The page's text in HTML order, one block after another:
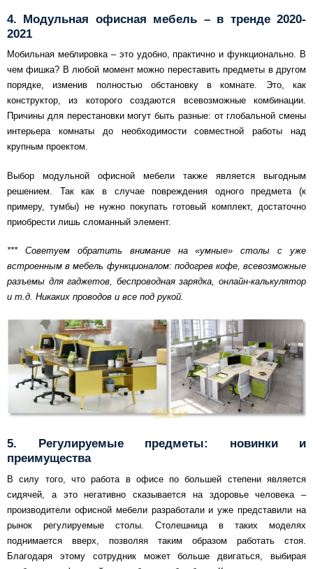
4. Модульная офисная мебель – в тренде 2020-
2021
Мобильная меблировка – это удобно, практично и функционально. В
чем фишка? В любой момент можно переставить предметы в другом
порядке, изменив полностью обстановку в комнате. Это, как
конструктор, из которого создаются всевозможные комбинации.
Причины для перестановки могут быть разные: от глобальной смены
интерьера комнаты до необходимости совместной работы над
крупным проектом.
Выбор модульной офисной мебели также является выгодным
решением. Так как в случае повреждения одного предмета (к
примеру, тумбы) не нужно покупать готовый комплект, достаточно
приобрести лишь сломанный элемент.
*** Советуем обратить внимание на «умные» столы с уже
встроенным в мебель функционалом: подогрев кофе, всевозможные
разъемы для гаджетов, беспроводная зарядка, онлайн-калькулятор
и т.д. Никаких проводов и все под рукой.
5. Регулируемые предметы: новинки и
преимущества
В силу того, что работа в офисе по большей степени является
сидячей, а это негативно сказывается на здоровье человека –
производители офисной мебели разработали и уже представили на
рынок регулируемые столы. Столешница в таких моделях
поднимается вверх, позволяя таким образом работать стоя.
Благодаря этому сотрудник может больше двигаться, выбирая